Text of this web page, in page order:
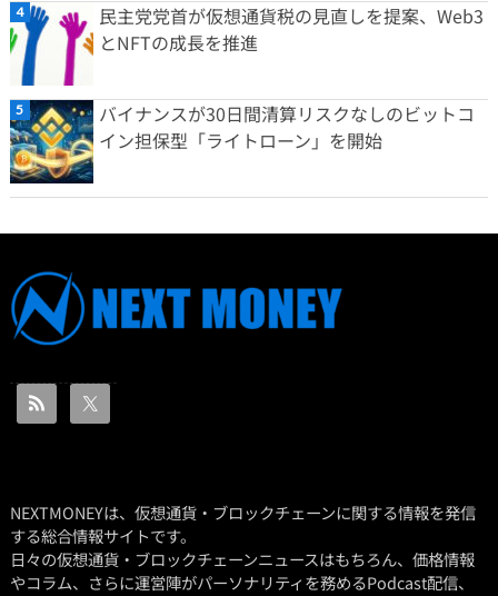
民主党党首が仮想通貨税の見直しを提案、Web3
とNFTの成長を推進
バイナンスが30日間清算リスクなしのビットコ
イン担保型「ライトローン」を開始
NEXTMONEYは、仮想通貨・ブロックチェーンに関する情報を発信
する総合情報サイトです。
日々の仮想通貨・ブロックチェーンニュースはもちろん、価格情報
やコラム、さらに運営陣がパーソナリティを務めるPodcast配信、